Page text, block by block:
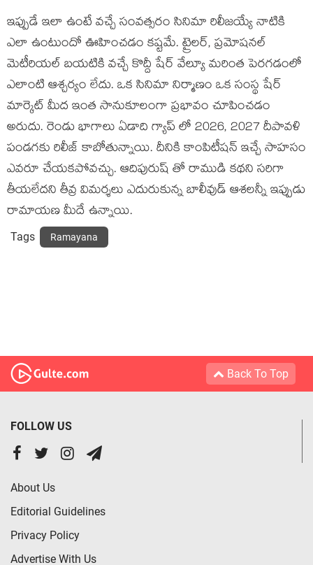
ఇప్పుడే ఇలా ఉంటే వచ్చే సంవత్సరం సినిమా రిలీజయ్యే నాటికి
ఎలా ఉంటుందో ఊహించడం కష్టమే. ట్రైలర్, ప్రమోషనల్
మెటీరియల్ బయటికి వచ్చే కొద్దీ షేర్ వేల్యూ మరింత పెరగడంలో
ఎలాంటి ఆశ్చర్యం లేదు. ఒక సినిమా నిర్మాణం ఒక సంస్థ షేర్
మార్కెట్ మీద ఇంత సానుకూలంగా ప్రభావం చూపించడం
అరుదు. రెండు భాగాలు ఏడాది గ్యాప్ లో 2026, 2027 దీపావళి
పండగకు రిలీజ్ కాబోతున్నాయి. దీనికి కాంపిటీషన్ ఇచ్చే సాహసం
ఎవరూ చేయకపోవచ్చు. ఆదిపురుష్ తో రాముడి కథని సరిగా
తీయలేదని తీవ్ర విమర్శలు ఎదురుకున్న బాలీవుడ్ ఆశలన్నీ ఇప్పుడు
రామాయణ మీదే ఉన్నాయి.
Tags Ramayana
Back To Top
FOLLOW US
About Us
Editorial Guidelines
Privacy Policy
Advertise With Us